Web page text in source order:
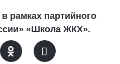
рамках партийного
«Школа ЖКХ».